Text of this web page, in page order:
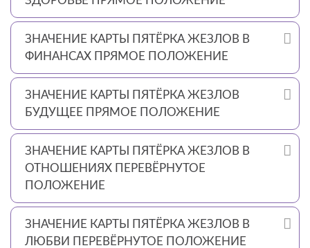
ЗНАЧЕНИЕ КАРТЫ ПЯТЁРКА ЖЕЗЛОВ В
ФИНАНСАХ ПРЯМОЕ ПОЛОЖЕНИЕ
ЗНАЧЕНИЕ КАРТЫ ПЯТЁРКА ЖЕЗЛОВ
БУДУЩЕЕ ПРЯМОЕ ПОЛОЖЕНИЕ
ЗНАЧЕНИЕ КАРТЫ ПЯТЁРКА ЖЕЗЛОВ В
ОТНОШЕНИЯХ ПЕРЕВЁРНУТОЕ
ПОЛОЖЕНИЕ
ЗНАЧЕНИЕ КАРТЫ ПЯТЁРКА ЖЕЗЛОВ В
ЛЮБВИ ПЕРЕВЁРНУТОЕ ПОЛОЖЕНИЕ